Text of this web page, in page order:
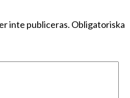
inte publiceras. Obligatoriska